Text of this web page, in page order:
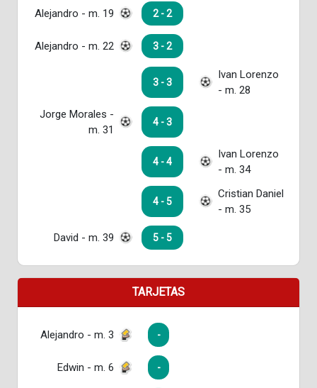
Alejandro - m. 19 2 - 2
Alejandro - m. 22 3 - 2
3 - 3
Ivan Lorenzo
- m. 28
Jorge Morales -
m. 31
4 - 3
4 - 4
Ivan Lorenzo
- m. 34
4 - 5
Cristian Daniel
- m. 35
David - m. 39 5 - 5
TARJETAS
Alejandro - m. 3 -
Edwin - m. 6 -